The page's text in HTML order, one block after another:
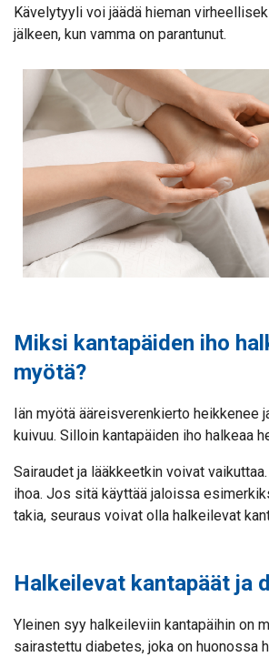
Kävelytyyli voi jäädä hieman
jälkeen, kun vamma on parantunut.
Miksi kantapäiden iho
myötä?
Iän myötä ääreisverenkierto heikkenee
kuivuu. Silloin kantapäiden iho halkeaa
Sairaudet ja lääkkeetkin voivat
ihoa. Jos sitä käyttää jaloissa
takia, seuraus voivat olla halkeilevat
Halkeilevat kantapäät ja
Yleinen syy halkeileviin kantapäihin on
sairastettu diabetes, joka on huonossa